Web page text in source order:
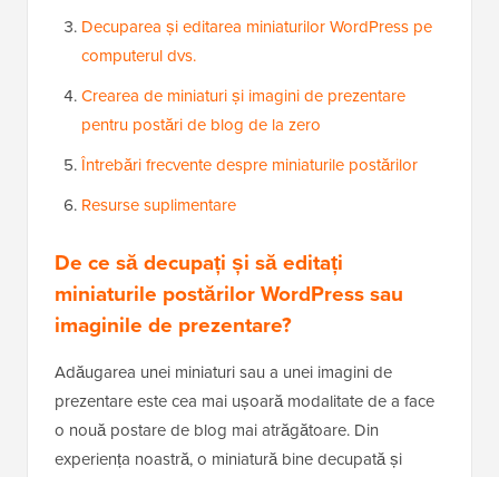
Decuparea și editarea miniaturilor WordPress pe
computerul dvs.
Crearea de miniaturi și imagini de prezentare
pentru postări de blog de la zero
Întrebări frecvente despre miniaturile postărilor
Resurse suplimentare
De ce să decupați și să editați
miniaturile postărilor WordPress sau
imaginile de prezentare?
Adăugarea unei miniaturi sau a unei imagini de
prezentare este cea mai ușoară modalitate de a face
o nouă postare de blog mai atrăgătoare. Din
experiența noastră, o miniatură bine decupată și